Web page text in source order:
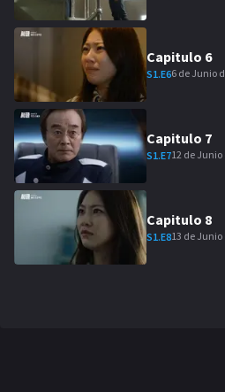
Capitulo 6
S1.E66 de Junio
Capitulo 7
S1.E712 de Junio
Capitulo 8
S1.E813 de Junio